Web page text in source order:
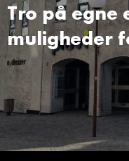
Tro på egne
muligheder